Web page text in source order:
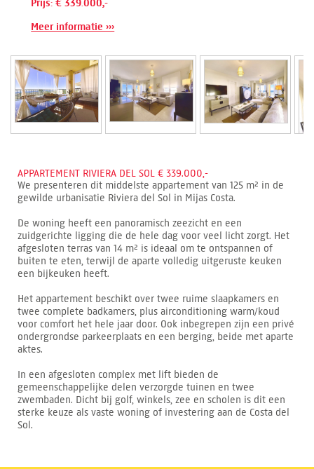
Prijs: € 339.000,-
Meer informatie ›››
APPARTEMENT RIVIERA DEL SOL € 339.000,-
We presenteren dit middelste appartement van 125 m² in de
gewilde urbanisatie Riviera del Sol in Mijas Costa.
De woning heeft een panoramisch zeezicht en een
zuidgerichte ligging die de hele dag voor veel licht zorgt. Het
afgesloten terras van 14 m² is ideaal om te ontspannen of
buiten te eten, terwijl de aparte volledig uitgeruste keuken
een bijkeuken heeft.
Het appartement beschikt over twee ruime slaapkamers en
twee complete badkamers, plus airconditioning warm/koud
voor comfort het hele jaar door. Ook inbegrepen zijn een privé
ondergrondse parkeerplaats en een berging, beide met aparte
aktes.
In een afgesloten complex met lift bieden de
gemeenschappelijke delen verzorgde tuinen en twee
zwembaden. Dicht bij golf, winkels, zee en scholen is dit een
sterke keuze als vaste woning of investering aan de Costa del
Sol.